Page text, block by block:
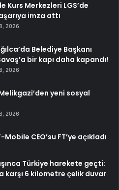
Kurs Merkezleri LGS’de
imza attı
2026
Belediye Başkanı
bir kapı daha kapandı!
2026
yeni sosyal
2026
CEO’su FT’ye açıkladı
Türkiye harekete geçti:
karşı 6 kilometre çelik duvar